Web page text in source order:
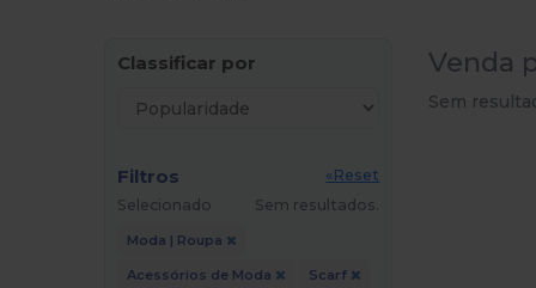
Classificar por
Filtros
«Reset
Selecionado
Sem resultados.
Moda | Roupa
Acessórios de Moda Scarf
Venda
Sem